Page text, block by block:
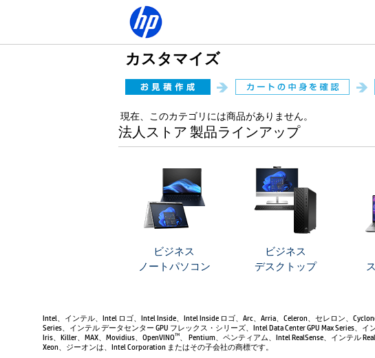
カスタマイズ
現在、このカテゴリには商品がありません。
法人ストア 製品ラインアップ
ビジネス
ノートパソコン
ビジネス
デスクトップ
Intel、インテル、Intel ロゴ、Intel Inside、Intel Inside ロゴ、Arc、Arria、Celeron、セレロン、
Series、インテル データセンター GPU フレックス・シリーズ、Intel Data Center GPU Max Series
Iris、Killer、MAX、Movidius、OpenVINOTM
、 Pentium、ペンティアム、Intel RealSense、インテル
Xeon、ジーオンは、Intel Corporation またはその子会社の商標です。